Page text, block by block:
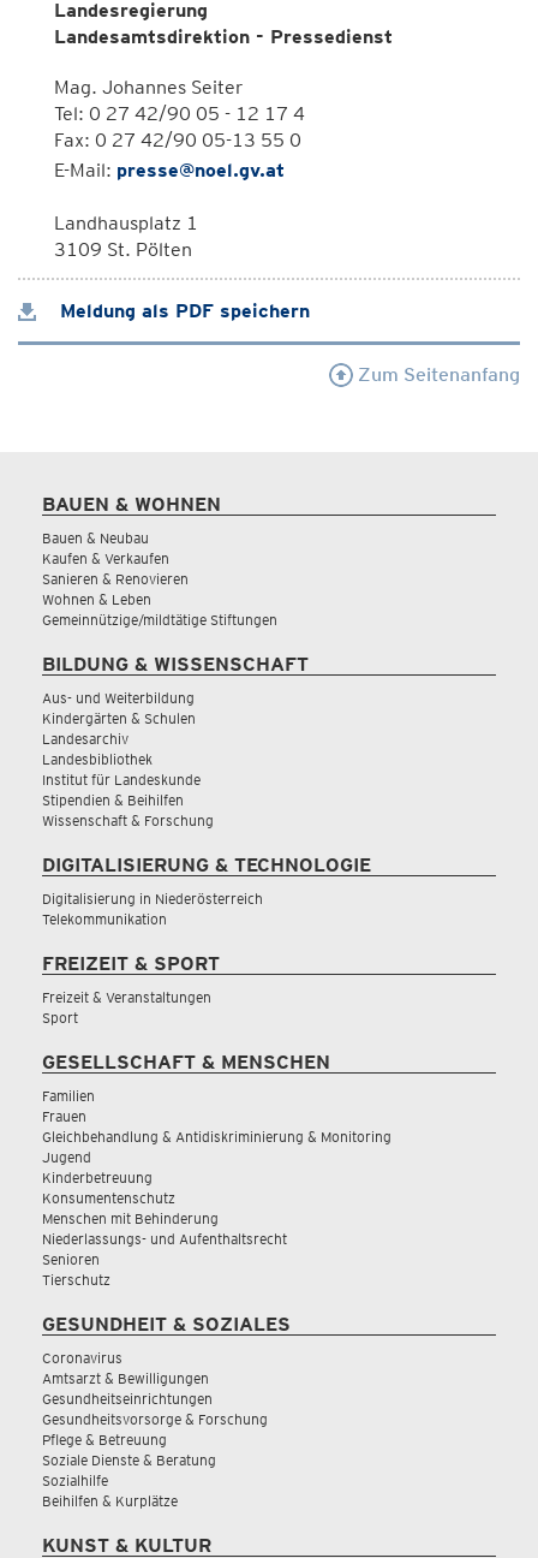
Landesregierung
Landesamtsdirektion - Pressedienst
Mag. Johannes Seiter
Tel: 0 27 42/90 05 - 12 17 4
Fax: 0 27 42/90 05-13 55 0
E-Mail: presse@noel.gv.at
Landhausplatz 1
3109 St. Pölten
Meldung als PDF speichern
Zum Seitenanfang
BAUEN & WOHNEN
Bauen & Neubau
Kaufen & Verkaufen
Sanieren & Renovieren
Wohnen & Leben
Gemeinnützige/mildtätige Stiftungen
BILDUNG & WISSENSCHAFT
Aus- und Weiterbildung
Kindergärten & Schulen
Landesarchiv
Landesbibliothek
Institut für Landeskunde
Stipendien & Beihilfen
Wissenschaft & Forschung
DIGITALISIERUNG & TECHNOLOGIE
Digitalisierung in Niederösterreich
Telekommunikation
FREIZEIT & SPORT
Freizeit & Veranstaltungen
Sport
GESELLSCHAFT & MENSCHEN
Familien
Frauen
Gleichbehandlung & Antidiskriminierung & Monitoring
Jugend
Kinderbetreuung
Konsumentenschutz
Menschen mit Behinderung
Niederlassungs- und Aufenthaltsrecht
Senioren
Tierschutz
GESUNDHEIT & SOZIALES
Coronavirus
Amtsarzt & Bewilligungen
Gesundheitseinrichtungen
Gesundheitsvorsorge & Forschung
Pflege & Betreuung
Soziale Dienste & Beratung
Sozialhilfe
Beihilfen & Kurplätze
KUNST & KULTUR